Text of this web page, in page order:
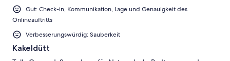
Gut: Check-in, Kommunikation, Lage und Genauigkeit des
Onlineauftritts
Verbesserungswürdig: Sauberkeit
Kakeldütt